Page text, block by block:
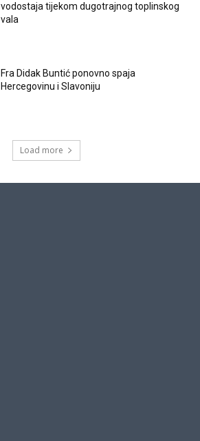
vodostaja tijekom dugotrajnog toplinskog
vala
Fra Didak Buntić ponovno spaja
Hercegovinu i Slavoniju
Load more